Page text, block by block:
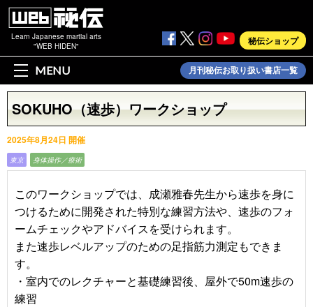
Learn Japanese martial arts
"WEB HIDEN"
秘伝ショップ
MENU 月刊秘伝お取り扱い書店一覧
SOKUHO（速歩）ワークショップ
2025年8月24日 開催
東京 身体操作／療術
このワークショップでは、成瀬雅春先生から速歩を身に
つけるために開発された特別な練習方法や、速歩のフォ
ームチェックやアドバイスを受けられます。
また速歩レベルアップのための足指筋力測定もできま
す。
・室内でのレクチャーと基礎練習後、屋外で50m速歩の
練習